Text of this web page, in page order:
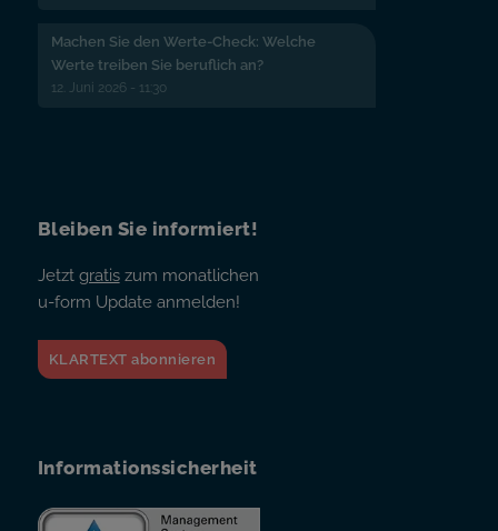
Machen Sie den Werte-Check: Welche
Werte treiben Sie beruflich an?
12. Juni 2026 - 11:30
Bleiben Sie informiert!
Jetzt gratiszum monatlichen
u-form Update anmelden!
KLARTEXT abonnieren
Informationssicherheit